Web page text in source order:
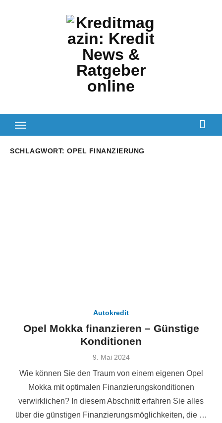
SCHLAGWORT: OPEL FINANZIERUNG
Autokredit
Opel Mokka finanzieren – Günstige
Konditionen
Veröffentlicht
9. Mai 2024
Wie können Sie den Traum von einem eigenen Opel
Mokka mit optimalen Finanzierungskonditionen
verwirklichen? In diesem Abschnitt erfahren Sie alles
über die günstigen Finanzierungsmöglichkeiten, die …